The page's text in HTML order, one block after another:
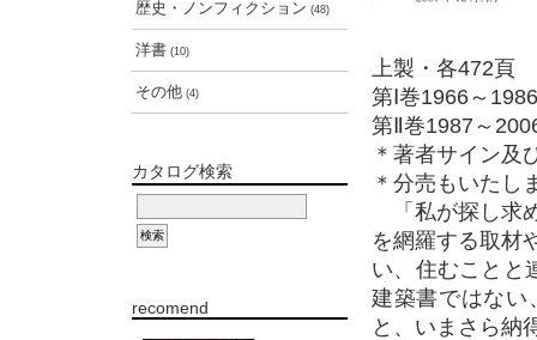
歴史・ノンフィクション (48)
洋書 (10)
その他 (4)
カタログ検索
recomend
上製・各472頁
第Ⅰ巻1966～1986
第Ⅱ巻1987～
＊著者サイン及
＊分売もいたし
「私が探し求
を網羅する取材
い、住むことと
建築書ではない
と、いまさら納